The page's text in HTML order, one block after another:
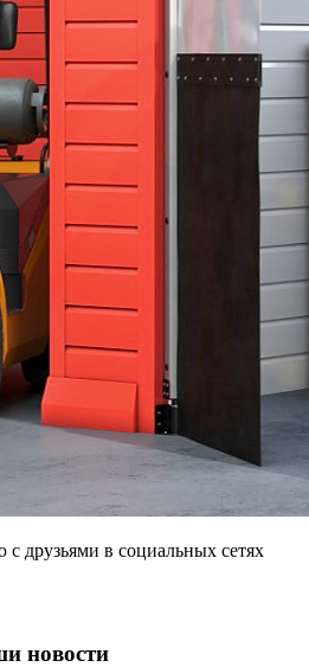
с друзьями в социальных сетях
новости